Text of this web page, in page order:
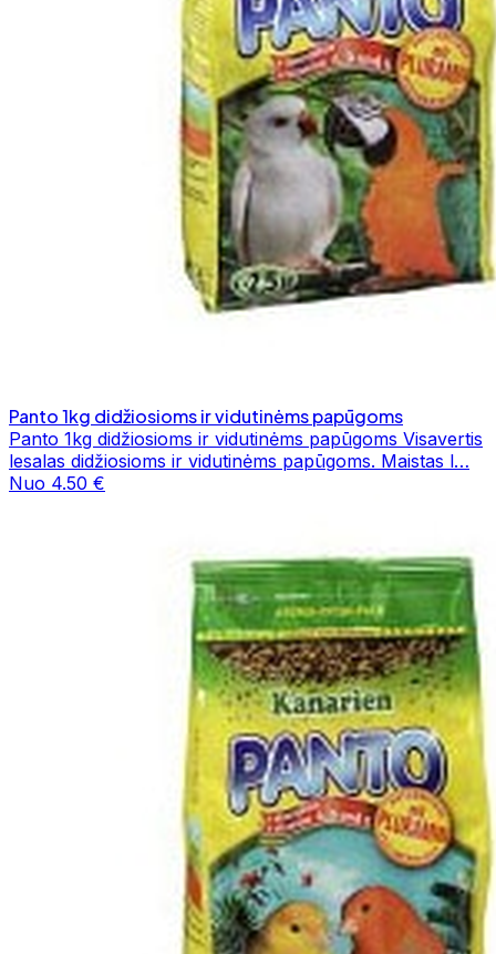
Panto 1kg didžiosioms ir vidutinėms papūgoms
Panto 1kg didžiosioms ir vidutinėms papūgoms Visavertis
lesalas didžiosioms ir vidutinėms papūgoms. Maistas l…
Nuo 4.50 €